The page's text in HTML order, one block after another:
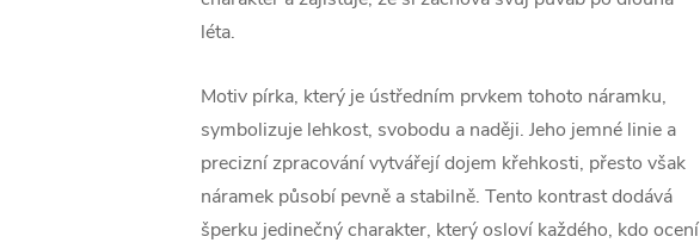
léta.
Motiv pírka, který je ústředním prvkem tohoto náramku,
symbolizuje lehkost, svobodu a naději. Jeho jemné linie a
precizní zpracování vytvářejí dojem křehkosti, přesto však
náramek působí pevně a stabilně. Tento kontrast dodává
šperku jedinečný charakter, který osloví každého, kdo ocení